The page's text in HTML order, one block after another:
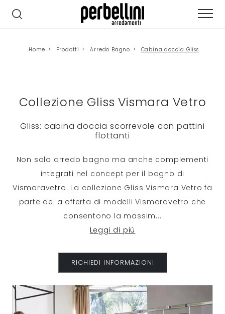
Home > Prodotti > Arredo Bagno > Cabina doccia Gliss
Collezione Gliss Vismara Vetro
Gliss: cabina doccia scorrevole con pattini
flottanti
Non solo arredo bagno ma anche complementi
integrati nel concept per il bagno di
Vismaravetro. La collezione Gliss Vismara Vetro fa
parte della offerta di modelli Vismaravetro che
consentono la massim...
Leggi di più
RICHIEDI INFORMAZIONI